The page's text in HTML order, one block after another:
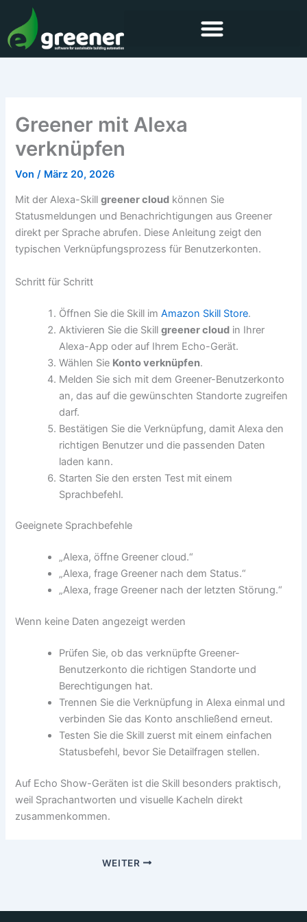
Inhalt
springen
Greener mit Alexa
verknüpfen
Von/ März 20, 2026
Mit der Alexa-Skillgreener cloud können Sie
Statusmeldungen und Benachrichtigungen aus Greener
direkt per Sprache abrufen. Diese Anleitung zeigt den
typischen Verknüpfungsprozess für Benutzerkonten.
Schritt für Schritt
Öffnen Sie die Skill imAmazon Skill Store.
Aktivieren Sie die Skillgreener cloud in Ihrer
Alexa-App oder auf Ihrem Echo-Gerät.
Wählen Sie Konto verknüpfen.
Melden Sie sich mit dem Greener-Benutzerkonto
an, das auf die gewünschten Standorte zugreifen
darf.
Bestätigen Sie die Verknüpfung, damit Alexa den
richtigen Benutzer und die passenden Daten
laden kann.
Starten Sie den ersten Test mit einem
Sprachbefehl.
Geeignete Sprachbefehle
„Alexa, öffne Greener cloud.“
„Alexa, frage Greener nach dem Status.“
„Alexa, frage Greener nach der letzten Störung.“
Wenn keine Daten angezeigt werden
Prüfen Sie, ob das verknüpfte Greener-
Benutzerkonto die richtigen Standorte und
Berechtigungen hat.
Trennen Sie die Verknüpfung in Alexa einmal und
verbinden Sie das Konto anschließend erneut.
Testen Sie die Skill zuerst mit einem einfachen
Statusbefehl, bevor Sie Detailfragen stellen.
Auf Echo Show-Geräten ist die Skill besonders praktisch,
weil Sprachantworten und visuelle Kacheln direkt
zusammenkommen.
WEITER